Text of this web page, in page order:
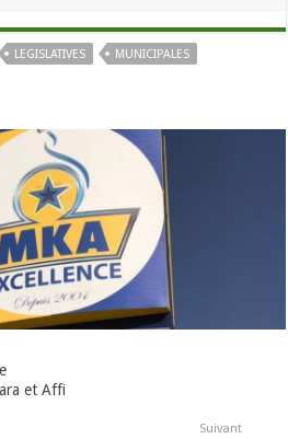
LEGISLATIVES
MUNICIPALES
et Affi
Suivant